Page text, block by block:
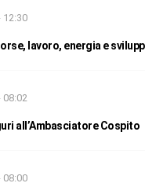
12:30
lavoro, energia e
all’Ambasciatore Cospito
08:00